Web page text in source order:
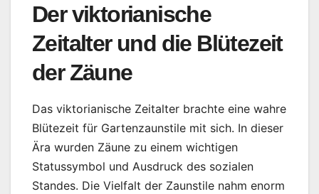
Der viktorianische
Zeitalter und die Blütezeit
der Zäune
Das viktorianische Zeitalter brachte eine wahre
Blütezeit für Gartenzaunstile mit sich. In dieser
Ära wurden Zäune zu einem wichtigen
Statussymbol und Ausdruck des sozialen
Standes. Die Vielfalt der Zaunstile nahm enorm